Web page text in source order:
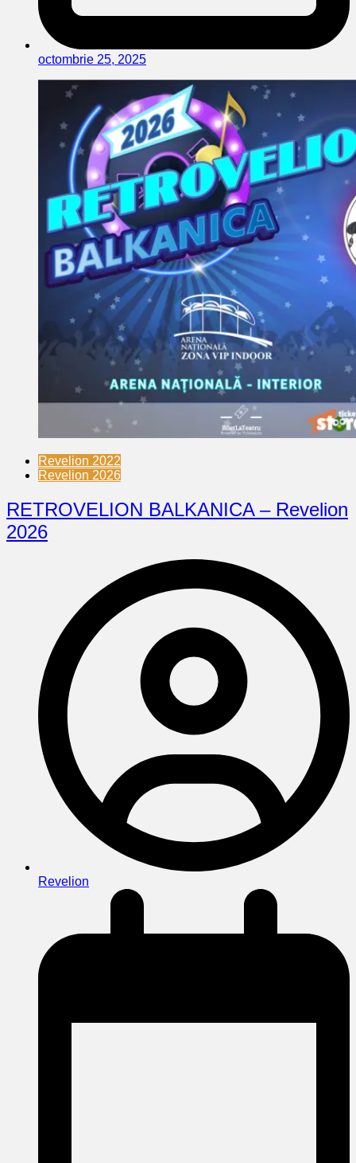
octombrie 25, 2025
Revelion 2022
Revelion 2026
RETROVELION BALKANICA – Revelion
2026
Revelion